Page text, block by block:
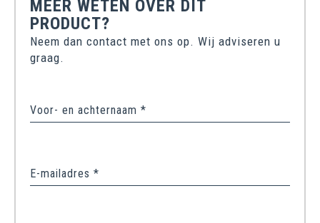
MEER WETEN OVER DIT
PRODUCT?
Neem dan contact met ons op. Wij adviseren u
graag.
Voor- en achternaam *
E-mailadres *